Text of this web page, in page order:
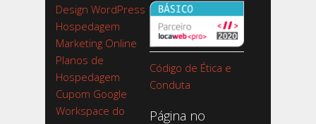
Design WordPress
Hospedagem
Marketing Online
Planos de
Hospedagem
Cupom Google
Workspace do
Código de Ética e
Conduta
Página no